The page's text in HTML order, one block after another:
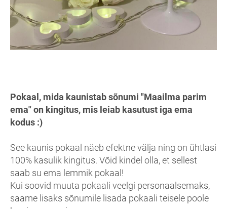
Pokaal, mida kaunistab sõnumi "Maailma parim
ema" on kingitus, mis leiab kasutust iga ema
kodus :)
See kaunis pokaal näeb efektne välja ning on ühtlasi
100% kasulik kingitus. Võid kindel olla, et sellest
saab su ema lemmik pokaal!
Kui soovid muuta pokaali veelgi personaalsemaks,
saame lisaks sõnumile lisada pokaali teisele poole